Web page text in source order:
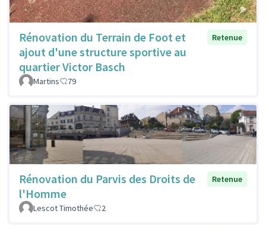
Rénovation du Terrain de Foot et
ajout d'une structure sportive au
quartier Victor Basch
Retenue
Martins 79
Rénovation du Parvis des Droits de
l'Homme
Retenue
Lescot Timothée 2